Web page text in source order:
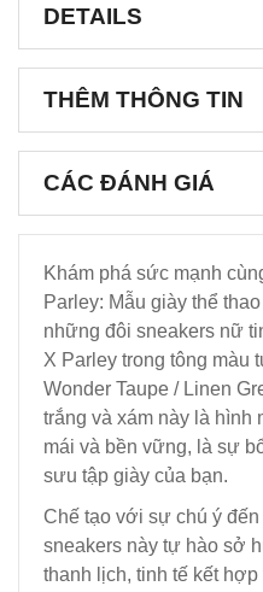
DETAILS
THÊM THÔNG TIN
CÁC ĐÁNH GIÁ
Khám phá sức mạnh
Parley: Mẫu giày thể
những đôi sneakers nữ
X Parley trong tông màu
Wonder Taupe / Linen
trắng và xám này là hình
mái và bền vững, là sự
sưu tập giày của bạn.
Chế tạo với sự chú ý
sneakers này tự hào sở
thanh lịch, tinh tế kết